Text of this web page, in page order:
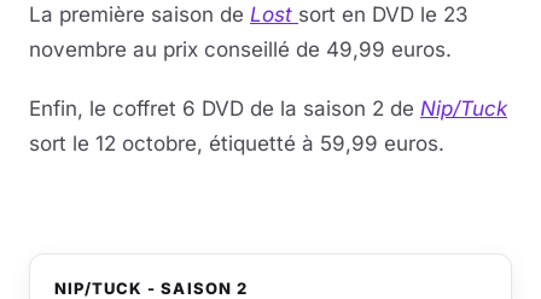
La première saison de Lost sort en DVD le 23
novembre au prix conseillé de 49,99 euros.
Enfin, le coffret 6 DVD de la saison 2 de Nip/Tuck
sort le 12 octobre, étiquetté à 59,99 euros.
NIP/TUCK - SAISON 2